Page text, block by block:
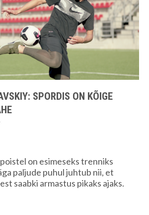
SPORDIS ON KÕIGE
on esimeseks trenniks
paljude puhul juhtub nii, et
saabki armastus pikaks ajaks.